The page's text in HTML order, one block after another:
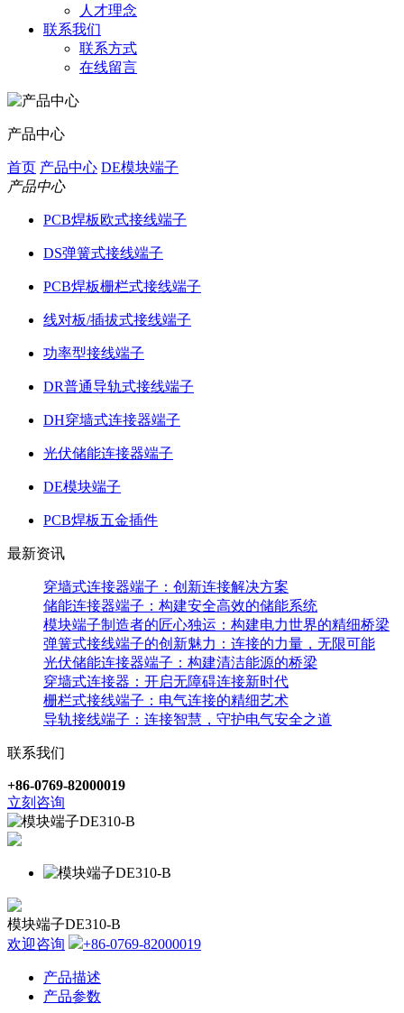
人才理念
联系我们
联系方式
在线留言
产品中心
首页 产品中心 DE模块端子
产品中心
PCB焊板欧式接线端子
DS弹簧式接线端子
PCB焊板栅栏式接线端子
线对板/插拔式接线端子
功率型接线端子
DR普通导轨式接线端子
DH穿墙式连接器端子
光伏储能连接器端子
DE模块端子
PCB焊板五金插件
最新资讯
穿墙式连接器端子：创新连接解决方案
储能连接器端子：构建安全高效的储能系统
模块端子制造者的匠心独运：构建电力世界的精细桥梁
弹簧式接线端子的创新魅力：连接的力量，无限可能
光伏储能连接器端子：构建清洁能源的桥梁
穿墙式连接器：开启无障碍连接新时代
栅栏式接线端子：电气连接的精细艺术
导轨接线端子：连接智慧，守护电气安全之道
联系我们
+86-0769-82000019
立刻咨询
模块端子DE310-B
欢迎咨询
+86-0769-82000019
产品描述
产品参数